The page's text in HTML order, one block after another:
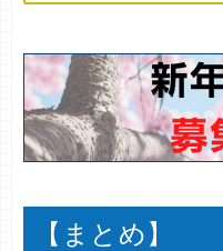
【まとめ】